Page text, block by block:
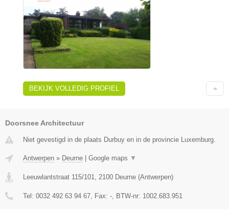
BEKIJK VOLLEDIG PROFIEL
Doorsnee Architectuur
Niet gevestigd in de plaats Durbuy en in de provincie Luxemburg.
Antwerpen » Deurne Google maps ▼
Leeuwlantstraat 115/101 2100 Deurne (Antwerpen)
Tel: 0032 492 63 94 67 , Fax: - , BTW-nr: 1002.683.951